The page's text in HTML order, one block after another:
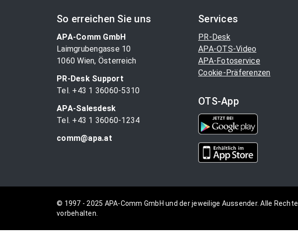
So erreichen Sie uns
APA-Comm GmbH
Laimgrubengasse 10
1060 Wien, Österreich
PR-Desk Support
Tel. +43 1 36060-5310
APA-Salesdesk
Tel. +43 1 36060-1234
comm@apa.at
Services
PR-Desk
APA-OTS-Video
APA-Fotoservice
Cookie-Präferenzen
OTS-App
© 1997 - 2025 APA-Comm GmbH und der jeweilige Aussender. Alle Rechte
vorbehalten.